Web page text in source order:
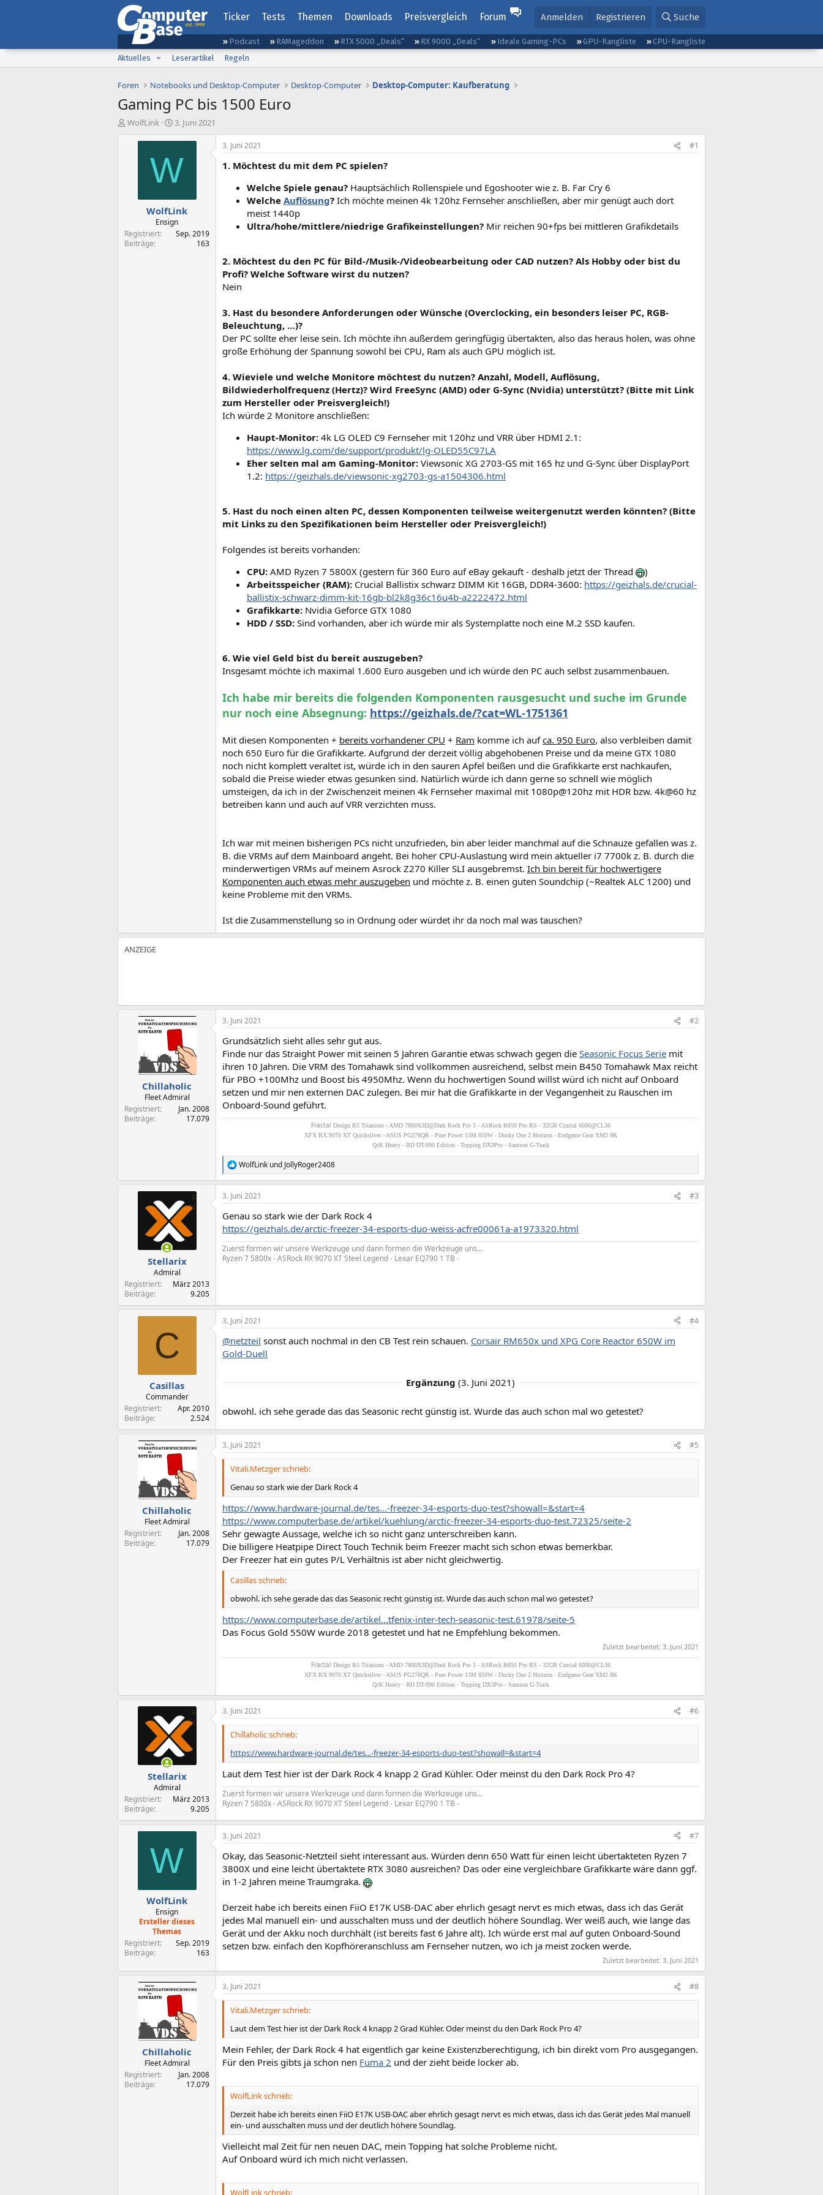
Ticker Tests Themen Downloads Preisvergleich Forum Anmelden Registrieren Suche
Podcast RAMageddon RTX 5000 „Deals“ RX 9000 „Deals“ Ideale Gaming-PCs GPU-Rangliste
CPU-Rangliste
Aktuelles
Leserartikel Regeln
Foren Notebooks und Desktop-Computer Desktop-Computer Desktop-Computer: Kaufberatung
Gaming PC bis 1500 Euro
E
WolfLink
E
s
e
l
t
a
m
3. Juni 2021
W
WolfLink
Ensign
Registriert
Sep. 2019
Beiträge
163
3. Juni 2021 #1
1. Möchtest du mit dem PC spielen?
Welche Spiele genau? Hauptsächlich Rollenspiele und Egoshooter wie z. B. Far Cry 6
Welche Auflösung? Ich möchte meinen 4k 120hz Fernseher anschließen, aber mir genügt auch dort
meist 1440p
Ultra/hohe/mittlere/niedrige Grafikeinstellungen? Mir reichen 90+fps bei mittleren Grafikdetails
2. Möchtest du den PC für Bild-/Musik-/Videobearbeitung oder CAD nutzen? Als Hobby oder bist du
Profi? Welche Software wirst du nutzen?
Nein
3. Hast du besondere Anforderungen oder Wünsche (Overclocking, ein besonders leiser PC, RGB-
Beleuchtung, …)?
Der PC sollte eher leise sein. Ich möchte ihn außerdem geringfügig übertakten, also das heraus holen, was ohne
große Erhöhung der Spannung sowohl bei CPU, Ram als auch GPU möglich ist.
4. Wieviele und welche Monitore möchtest du nutzen? Anzahl, Modell, Auflösung,
Bildwiederholfrequenz (Hertz)? Wird FreeSync (AMD) oder G-Sync (Nvidia) unterstützt? (Bitte mit Link
zum Hersteller oder Preisvergleich!)
Ich würde 2 Monitore anschließen:
Haupt-Monitor: 4k LG OLED C9 Fernseher mit 120hz und VRR über HDMI 2.1:
https://www.lg.com/de/support/produkt/lg-OLED55C97LA
Eher selten mal am Gaming-Monitor: Viewsonic XG 2703-GS mit 165 hz und G-Sync über DisplayPort
1.2: https://geizhals.de/viewsonic-xg2703-gs-a1504306.html
5. Hast du noch einen alten PC, dessen Komponenten teilweise weitergenutzt werden könnten? (Bitte
mit Links zu den Spezifikationen beim Hersteller oder Preisvergleich!)
Folgendes ist bereits vorhanden:
CPU: AMD Ryzen 7 5800X (gestern für 360 Euro auf eBay gekauft - deshalb jetzt der Thread
)
Arbeitsspeicher (RAM): Crucial Ballistix schwarz DIMM Kit 16GB, DDR4-3600: https://geizhals.de/crucial-
ballistix-schwarz-dimm-kit-16gb-bl2k8g36c16u4b-a2222472.html
Grafikkarte: Nvidia Geforce GTX 1080
HDD / SSD: Sind vorhanden, aber ich würde mir als Systemplatte noch eine M.2 SSD kaufen.
6. Wie viel Geld bist du bereit auszugeben?
Insgesamt möchte ich maximal 1.600 Euro ausgeben und ich würde den PC auch selbst zusammenbauen.
Ich habe mir bereits die folgenden Komponenten rausgesucht und suche im Grunde
nur noch eine Absegnung: https://geizhals.de/?cat=WL-1751361
Mit diesen Komponenten + bereits vorhandener CPU + Ram komme ich aufca. 950 Euro, also verbleiben damit
noch 650 Euro für die Grafikkarte. Aufgrund der derzeit völlig abgehobenen Preise und da meine GTX 1080
noch nicht komplett veraltet ist, würde ich in den sauren Apfel beißen und die Grafikkarte erst nachkaufen,
sobald die Preise wieder etwas gesunken sind. Natürlich würde ich dann gerne so schnell wie möglich
umsteigen, da ich in der Zwischenzeit meinen 4k Fernseher maximal mit 1080p@120hz mit HDR bzw. 4k@60 hz
betreiben kann und auch auf VRR verzichten muss.
Ich war mit meinen bisherigen PCs nicht unzufrieden, bin aber leider manchmal auf die Schnauze gefallen was z.
B. die VRMs auf dem Mainboard angeht. Bei hoher CPU-Auslastung wird mein aktueller i7 7700k z. B. durch die
minderwertigen VRMs auf meinem Asrock Z270 Killer SLI ausgebremst. Ich bin bereit für hochwertigere
Komponenten auch etwas mehr auszugeben und möchte z. B. einen guten Soundchip (~Realtek ALC 1200) und
keine Probleme mit den VRMs.
Ist die Zusammenstellung so in Ordnung oder würdet ihr da noch mal was tauschen?
Chillaholic
Fleet Admiral
Registriert
Jan. 2008
Beiträge
17.079
3. Juni 2021 #2
Grundsätzlich sieht alles sehr gut aus.
Finde nur das Straight Power mit seinen 5 Jahren Garantie etwas schwach gegen die Seasonic Focus Serie mit
ihren 10 Jahren. Die VRM des Tomahawk sind vollkommen ausreichend, selbst mein B450 Tomahawk Max reicht
für PBO +100Mhz und Boost bis 4950Mhz. Wenn du hochwertigen Sound willst würd ich nicht auf Onboard
setzen und mir nen externen DAC zulegen. Bei mir hat die Grafikkarte in der Vegangenheit zu Rauschen im
Onboard-Sound geführt.
Fractal Design R5 Titanium - AMD 7800X3D@Dark Rock Pro 3 - ASRock B850 Pro RS - 32GB Crucial 6000@CL36
XFX RX 9070 XT Quicksilver - ASUS PG278QR - Pure Power 13M 850W - Ducky One 2 Horizon - Endgame Gear XM2 8K
QcK Heavy - BD DT-990 Edition - Topping DX3Pro - Samson G-Track
R
e
a
k
i
o
e
n
WolfLink und JollyRoger2408
Stellarix
Admiral
Registriert
März 2013
Beiträge
9.205
3. Juni 2021 #3
Genau so stark wie der Dark Rock 4
https://geizhals.de/arctic-freezer-34-esports-duo-weiss-acfre00061a-a1973320.html
Zuerst formen wir unsere Werkzeuge und dann formen die Werkzeuge uns…
Ryzen 7 5800x - ASRock RX 9070 XT Steel Legend - Lexar EQ790 1 TB -
C
Casillas
Commander
Registriert
Apr. 2010
Beiträge
2.524
3. Juni 2021 #4
@netzteil sonst auch nochmal in den CB Test rein schauen. Corsair RM650x und XPG Core Reactor 650W im
Gold-Duell
Ergänzung (3. Juni 2021)
obwohl. ich sehe gerade das das Seasonic recht günstig ist. Wurde das auch schon mal wo getestet?
Chillaholic
Fleet Admiral
Registriert
Jan. 2008
Beiträge
17.079
3. Juni 2021 #5
Vitali.Metzger schrieb:
Genau so stark wie der Dark Rock 4
https://www.hardware-journal.de/tes...-freezer-34-esports-duo-test?showall=&start=4
https://www.computerbase.de/artikel/kuehlung/arctic-freezer-34-esports-duo-test.72325/seite-2
Sehr gewagte Aussage, welche ich so nicht ganz unterschreiben kann.
Die billigere Heatpipe Direct Touch Technik beim Freezer macht sich schon etwas bemerkbar.
Der Freezer hat ein gutes P/L Verhältnis ist aber nicht gleichwertig.
Casillas schrieb:
obwohl. ich sehe gerade das das Seasonic recht günstig ist. Wurde das auch schon mal wo getestet?
https://www.computerbase.de/artikel...tfenix-inter-tech-seasonic-test.61978/seite-5
Das Focus Gold 550W wurde 2018 getestet und hat ne Empfehlung bekommen.
Zuletzt bearbeitet: 3. Juni 2021
Fractal Design R5 Titanium - AMD 7800X3D@Dark Rock Pro 3 - ASRock B850 Pro RS - 32GB Crucial 6000@CL36
XFX RX 9070 XT Quicksilver - ASUS PG278QR - Pure Power 13M 850W - Ducky One 2 Horizon - Endgame Gear XM2 8K
QcK Heavy - BD DT-990 Edition - Topping DX3Pro - Samson G-Track
Stellarix
Admiral
Registriert
März 2013
Beiträge
9.205
3. Juni 2021 #6
Chillaholic schrieb:
https://www.hardware-journal.de/tes...-freezer-34-esports-duo-test?showall=&start=4
Laut dem Test hier ist der Dark Rock 4 knapp 2 Grad Kühler. Oder meinst du den Dark Rock Pro 4?
Zuerst formen wir unsere Werkzeuge und dann formen die Werkzeuge uns…
Ryzen 7 5800x - ASRock RX 9070 XT Steel Legend - Lexar EQ790 1 TB -
W
WolfLink
Ensign
Ersteller dieses
Themas
Registriert
Sep. 2019
Beiträge
163
3. Juni 2021 #7
Okay, das Seasonic-Netzteil sieht interessant aus. Würden denn 650 Watt für einen leicht übertakteten Ryzen 7
3800X und eine leicht übertaktete RTX 3080 ausreichen? Das oder eine vergleichbare Grafikkarte wäre dann ggf.
in 1-2 Jahren meine Traumgraka.
Derzeit habe ich bereits einen FiiO E17K USB-DAC aber ehrlich gesagt nervt es mich etwas, dass ich das Gerät
jedes Mal manuell ein- und ausschalten muss und der deutlich höhere Soundlag. Wer weiß auch, wie lange das
Gerät und der Akku noch durchhält (ist bereits fast 6 Jahre alt). Ich würde erst mal auf guten Onboard-Sound
setzen bzw. einfach den Kopfhöreranschluss am Fernseher nutzen, wo ich ja meist zocken werde.
Zuletzt bearbeitet: 3. Juni 2021
Chillaholic
Fleet Admiral
Registriert
Jan. 2008
Beiträge
17.079
3. Juni 2021 #8
Vitali.Metzger schrieb:
Laut dem Test hier ist der Dark Rock 4 knapp 2 Grad Kühler. Oder meinst du den Dark Rock Pro 4?
Mein Fehler, der Dark Rock 4 hat eigentlich gar keine Existenzberechtigung, ich bin direkt vom Pro ausgegangen.
Für den Preis gibts ja schon nen Fuma 2 und der zieht beide locker ab.
WolfLink schrieb:
Derzeit habe ich bereits einen FiiO E17K USB-DAC aber ehrlich gesagt nervt es mich etwas, dass ich das Gerät jedes Mal manuell
ein- und ausschalten muss und der deutlich höhere Soundlag.
Vielleicht mal Zeit für nen neuen DAC, mein Topping hat solche Probleme nicht.
Auf Onboard würd ich mich nicht verlassen.
WolfLink schrieb: